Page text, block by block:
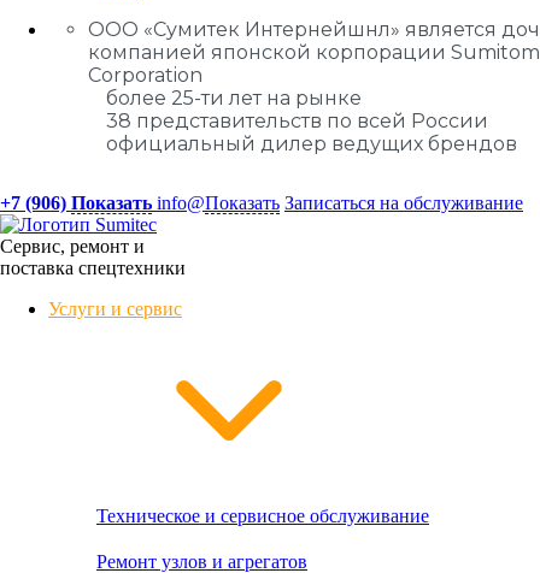
ООО «Сумитек Интернейшнл» является
компанией японской корпорации
Corporation
более 25-ти лет на рынке
38 представительств по всей России
официальный дилер ведущих брендов
+7 (906) Показать info@Показать Записаться на обслуживание
Сервис, ремонт и
поставка спецтехники
Услуги и сервис
Техническое и сервисное обслуживание
Ремонт узлов и агрегатов